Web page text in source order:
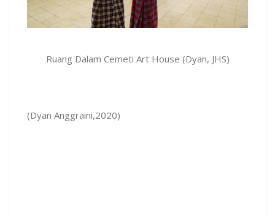
Ruang Dalam Cemeti Art House (Dyan, JHS)
(Dyan Anggraini,2020)